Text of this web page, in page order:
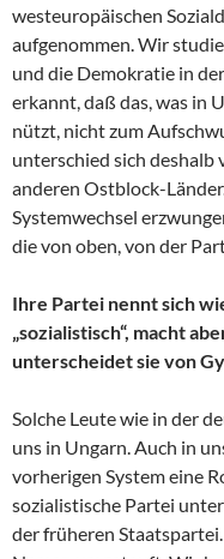
westeuropäischen
aufgenommen. Wir
und die Demokratie in
erkannt, daß das, was in
nützt, nicht zum
unterschied sich deshalb
anderen Ostblock-
Systemwechsel
die von oben, von der
Ihre Partei nennt sich
„sozialistisch“, macht
unterscheidet sie von
Solche Leute wie in der
uns in Ungarn. Auch in
vorherigen System eine
sozialistische Partei
der früheren